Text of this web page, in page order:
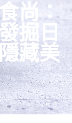
尚：
掘日
藏美